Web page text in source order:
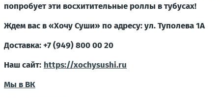
попробует эти восхитительные роллы в тубусах!
Ждем вас в «Хочу Суши» по адресу: ул. Туполева 1А
Доставка: +7 (949) 800 00 20
Наш сайт: https://xochysushi.ru
Мы в ВК